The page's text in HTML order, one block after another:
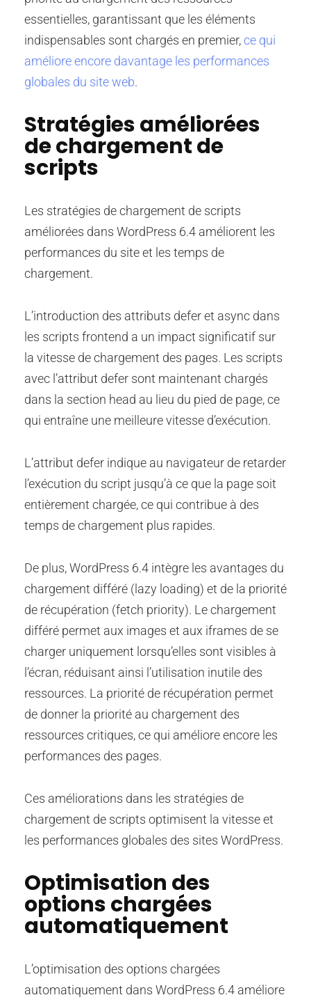
essentielles, garantissant que les éléments
indispensables sont chargés en premier,ce qui
améliore encore davantage les performances
globales du site web.
Stratégies améliorées
de chargement de
scripts
Les stratégies de chargement de scripts
améliorées dans WordPress 6.4 améliorent les
performances du site et les temps de
chargement.
L’introduction des attributs defer et async dans
les scripts frontend a un impact significatif sur
la vitesse de chargement des pages. Les scripts
avec l’attribut defer sont maintenant chargés
dans la section head au lieu du pied de page, ce
qui entraîne une meilleure vitesse d’exécution.
L’attribut defer indique au navigateur de retarder
l’exécution du script jusqu’à ce que la page soit
entièrement chargée, ce qui contribue à des
temps de chargement plus rapides.
De plus, WordPress 6.4 intègre les avantages du
chargement différé (lazy loading) et de la priorité
de récupération (fetch priority). Le chargement
différé permet aux images et aux iframes de se
charger uniquement lorsqu’elles sont visibles à
l’écran, réduisant ainsi l’utilisation inutile des
ressources. La priorité de récupération permet
de donner la priorité au chargement des
ressources critiques, ce qui améliore encore les
performances des pages.
Ces améliorations dans les stratégies de
chargement de scripts optimisent la vitesse et
les performances globales des sites WordPress.
Optimisation des
options chargées
automatiquement
L’optimisation des options chargées
automatiquement dans WordPress 6.4 améliore